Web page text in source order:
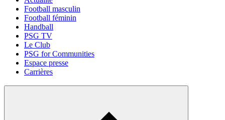
Football masculin
Football féminin
Handball
PSG TV
Le Club
PSG for Communities
Espace presse
Carrières